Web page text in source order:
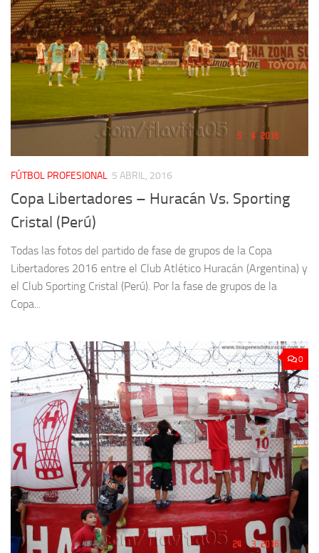
FÚTBOL PROFESIONAL 5 ABRIL, 2016
Copa Libertadores – Huracán Vs. Sporting
Cristal (Perú)
Todas las fotos del partido de fase de grupos de la Copa
Libertadores 2016 entre el Club Atlético Huracán (Argentina) y
el Club Sporting Cristal (Perú). Por la fase de grupos de la
Copa...
0